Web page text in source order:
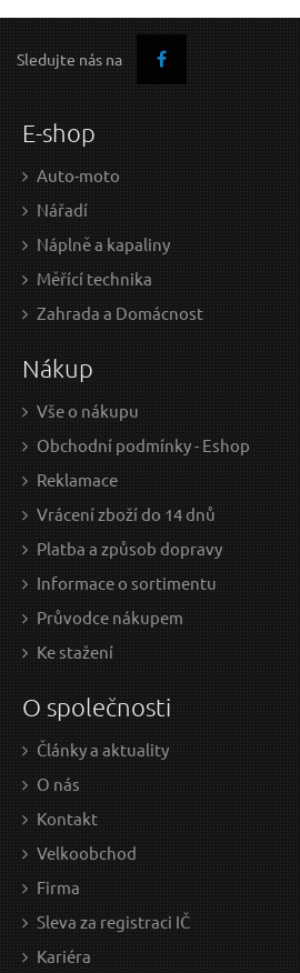
Sledujte nás na
E-shop
Auto-moto
Nářadí
Náplně a kapaliny
Měřící technika
Zahrada a Domácnost
Nákup
Vše o nákupu
Obchodní podmínky - Eshop
Reklamace
Vrácení zboží do 14 dnů
Platba a způsob dopravy
Informace o sortimentu
Průvodce nákupem
Ke stažení
O společnosti
Články a aktuality
O nás
Kontakt
Velkoobchod
Firma
Sleva za registraci IČ
Kariéra